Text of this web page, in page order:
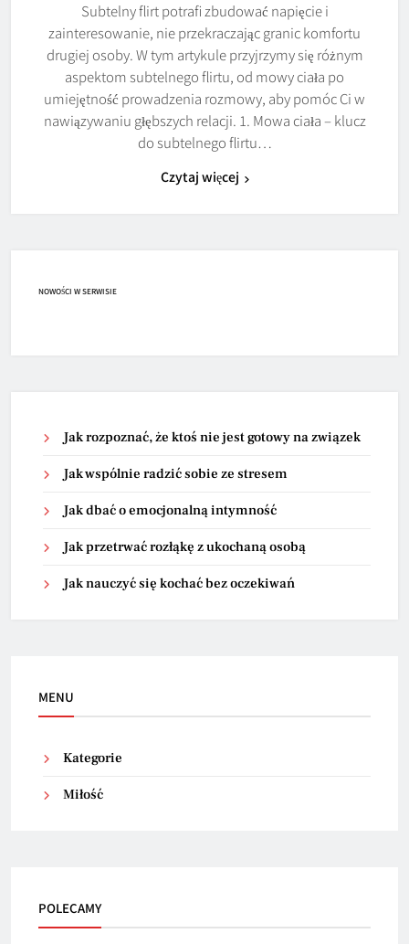
Subtelny flirt potrafi zbudować napięcie i
zainteresowanie, nie przekraczając granic komfortu
drugiej osoby. W tym artykule przyjrzymy się różnym
aspektom subtelnego flirtu, od mowy ciała po
umiejętność prowadzenia rozmowy, aby pomóc Ci w
nawiązywaniu głębszych relacji. 1. Mowa ciała – klucz
do subtelnego flirtu…
Czytaj więcej
NOWOŚCI W SERWISIE
Jak rozpoznać, że ktoś nie jest gotowy na związek
Jak wspólnie radzić sobie ze stresem
Jak dbać o emocjonalną intymność
Jak przetrwać rozłąkę z ukochaną osobą
Jak nauczyć się kochać bez oczekiwań
MENU
Kategorie
Miłość
POLECAMY